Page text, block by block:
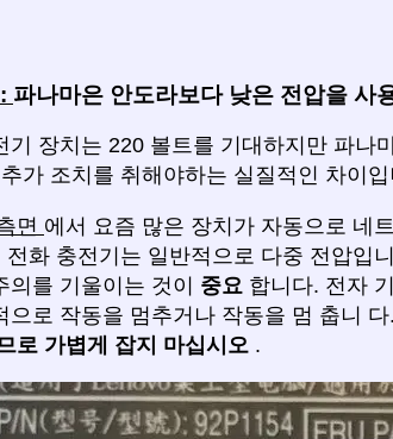
파나마은 안도라보다 낮은 전압을 사
기 장치는 220 볼트를 기대하지만 파나
가 조치를 취해야하는 실질적인 차이
면 에서 요즘 많은 장치가 자동으로 네
전화 충전기는 일반적으로 다중 전압입
의를 기울이는 것이 중요 합니다. 전자
으로 작동을 멈추거나 작동을 멈 춥니
로 가볍게 잡지 마십시오 .